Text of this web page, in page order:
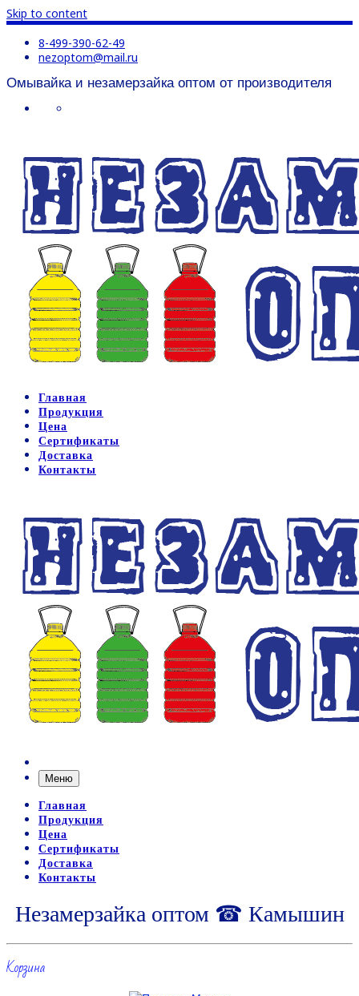
Skip to content
8-499-390-62-49
nezoptom@mail.ru
Омывайка и незамерзайка оптом от производителя
Главная
Продукция
Цена
Сертификаты
Доставка
Контакты
Меню
Главная
Продукция
Цена
Сертификаты
Доставка
Контакты
Незамерзайка оптом ☎ Камышин
Корзина